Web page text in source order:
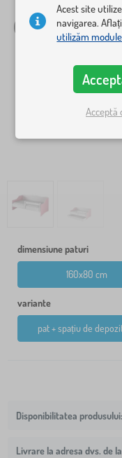
dimensiune paturi
160x80 cm
variante
pat + spațiu de
Livrare la adresa dvs. de
Acest site
navigarea.
utilizăm
Acceptă